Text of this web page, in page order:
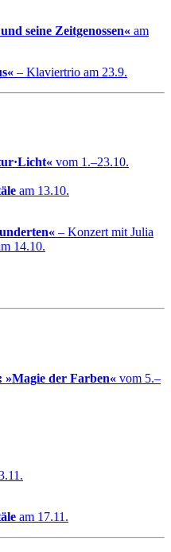
seine Zeitgenossen« am
– Klaviertrio am 23.9.
vom 1.–23.10.
am 13.10.
– Konzert mit Julia
14.10.
der Farben« vom 5.–
am 17.11.